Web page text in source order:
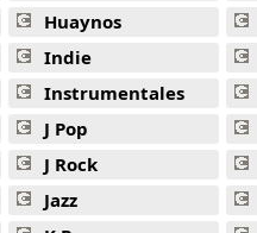
Huaynos
Indie
Instrumentales
J Pop
J Rock
Jazz